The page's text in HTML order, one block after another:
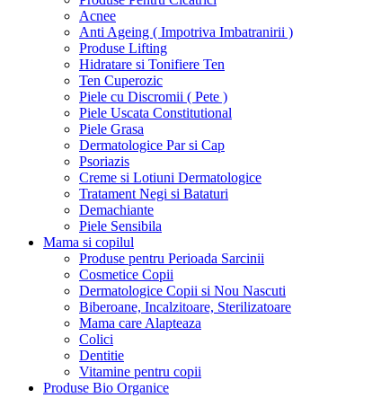
Acnee
Anti Ageing ( Impotriva Imbatranirii )
Produse Lifting
Hidratare si Tonifiere Ten
Ten Cuperozic
Piele cu Discromii ( Pete )
Piele Uscata Constitutional
Piele Grasa
Dermatologice Par si Cap
Psoriazis
Creme si Lotiuni Dermatologice
Tratament Negi si Bataturi
Demachiante
Piele Sensibila
Mama si copilul
Produse pentru Perioada Sarcinii
Cosmetice Copii
Dermatologice Copii si Nou Nascuti
Biberoane, Incalzitoare, Sterilizatoare
Mama care Alapteaza
Colici
Dentitie
Vitamine pentru copii
Produse Bio Organice